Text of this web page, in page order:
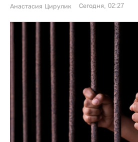
Анастасия Цирулик Сегодня, 02:27